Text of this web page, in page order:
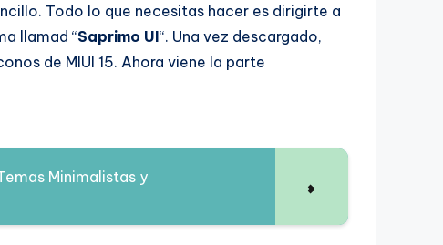
Todo lo que necesitas hacer es dirigirte a
llamad “Saprimo UI“. Una vez descargado,
de MIUI 15. Ahora viene la parte
Minimalistas y